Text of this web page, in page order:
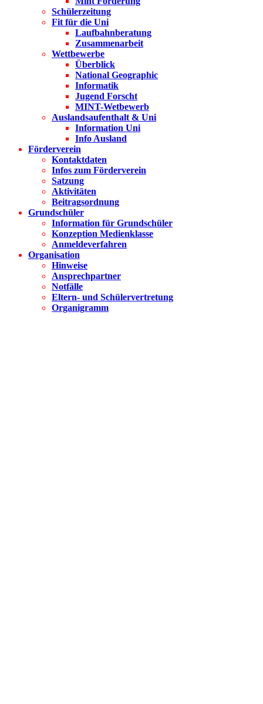
Schülerzeitung
Fit für die Uni
Laufbahnberatung
Zusammenarbeit
Wettbewerbe
Überblick
National Geographic
Informatik
Jugend Forscht
MINT-Wetbewerb
Auslandsaufenthalt & Uni
Information Uni
Info Ausland
Förderverein
Kontaktdaten
Infos zum Förderverein
Satzung
Aktivitäten
Beitragsordnung
Grundschüler
Information für Grundschüler
Konzeption Medienklasse
Anmeldeverfahren
Organisation
Hinweise
Ansprechpartner
Notfälle
Eltern- und Schülervertretung
Organigramm